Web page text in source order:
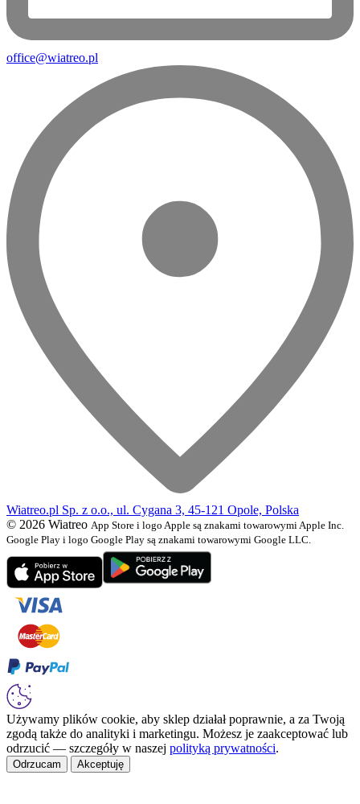
office@wiatreo.pl
Wiatreo.pl Sp. z o.o., ul. Cygana 3, 45-121 Opole, Polska
© 2026 Wiatreo App Store i logo Apple są znakami towarowymi Apple Inc.
Google Play i logo Google Play są znakami towarowymi Google LLC.
Używamy plików cookie, aby sklep działał poprawnie, a za Twoją
zgodą także do analityki i marketingu. Możesz je zaakceptować lub
odrzucić — szczegóły w naszej polityką prywatności.
Odrzucam Akceptuję